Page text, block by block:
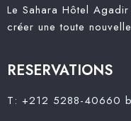
Le Sahara Hôtel
créer une toute
RESERVATIONS
T: +212 5288-40660